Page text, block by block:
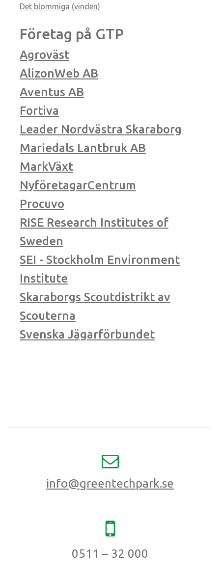
Det blommiga (vinden)
Företag på GTP
Agroväst
AlizonWeb AB
Aventus AB
Fortiva
Leader Nordvästra Skaraborg
Mariedals Lantbruk AB
MarkVäxt
NyföretagarCentrum
Procuvo
RISE Research Institutes of
Sweden
SEI - Stockholm Environment
Institute
Skaraborgs Scoutdistrikt av
Scouterna
Svenska Jägarförbundet
info@greentechpark.se
0511 – 32 000